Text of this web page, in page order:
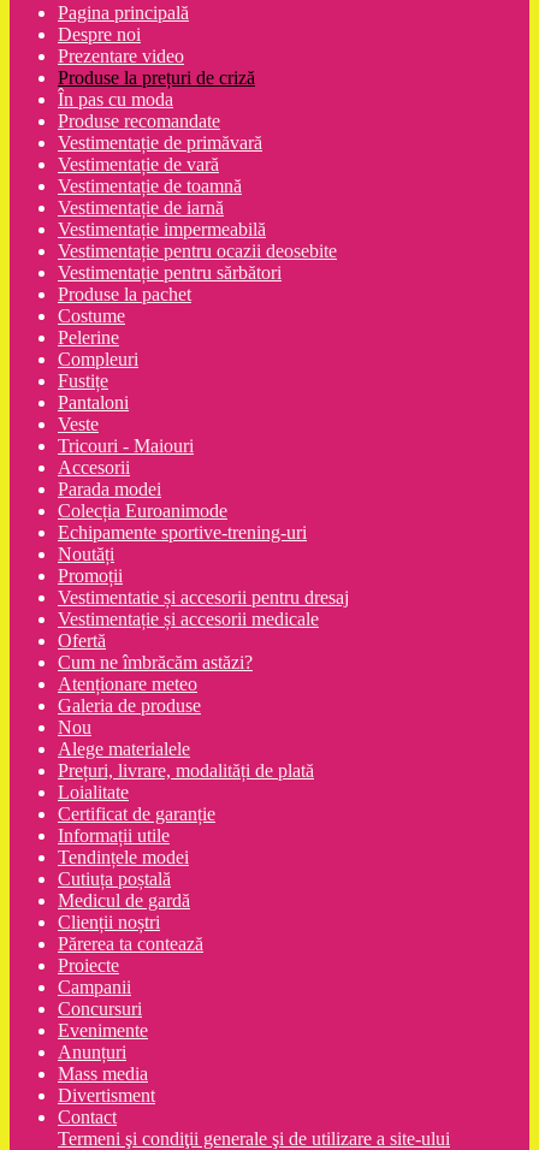
Pagina principală
Despre noi
Prezentare video
Produse la prețuri de criză
În pas cu moda
Produse recomandate
Vestimentație de primăvară
Vestimentație de vară
Vestimentație de toamnă
Vestimentație de iarnă
Vestimentație impermeabilă
Vestimentație pentru ocazii deosebite
Vestimentație pentru sărbători
Produse la pachet
Costume
Pelerine
Compleuri
Fustițe
Pantaloni
Veste
Tricouri - Maiouri
Accesorii
Parada modei
Colecția Euroanimode
Echipamente sportive-trening-uri
Noutăți
Promoții
Vestimentatie și accesorii pentru dresaj
Vestimentație și accesorii medicale
Ofertă
Cum ne îmbrăcăm astăzi?
Atenționare meteo
Galeria de produse
Nou
Alege materialele
Prețuri, livrare, modalități de plată
Loialitate
Certificat de garanție
Informații utile
Tendințele modei
Cutiuța poștală
Medicul de gardă
Clienții noștri
Părerea ta contează
Proiecte
Campanii
Concursuri
Evenimente
Anunțuri
Mass media
Divertisment
Contact
Termeni şi condiţii generale şi de utilizare a site-ului